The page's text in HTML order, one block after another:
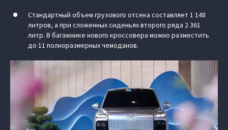
Стандартный объем грузового отсека составляет 1 148
литров, а при сложенных сиденьях второго ряда 2 361
литр. В багажнике нового кроссовера можно разместить
до 11 полноразмерных чемоданов.